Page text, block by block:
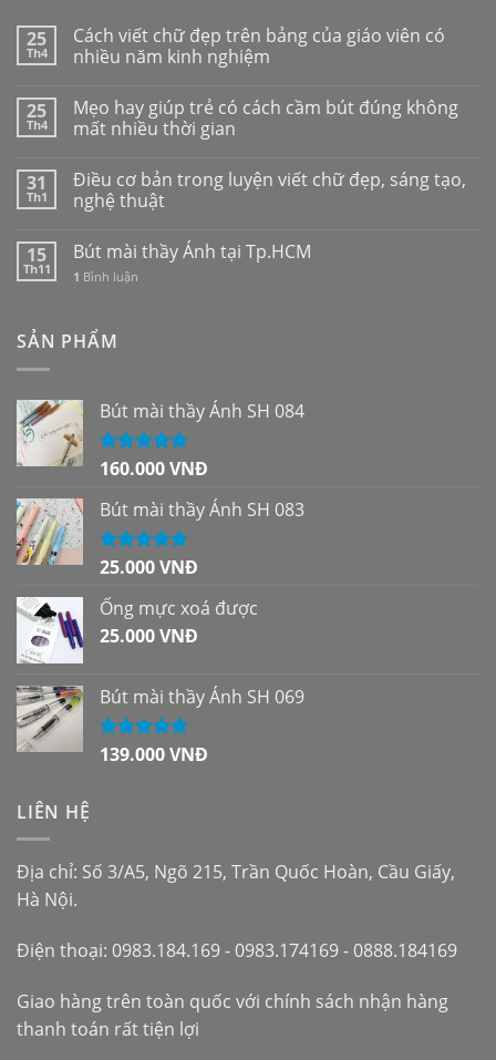
25
Th4
Cách viết chữ đẹp trên bảng của giáo viên có
nhiều năm kinh nghiệm
25
Th4
Mẹo hay giúp trẻ có cách cầm bút đúng không
mất nhiều thời gian
31
Th1
Điều cơ bản trong luyện viết chữ đẹp, sáng tạo,
nghệ thuật
15
Th11
Bút mài thầy Ánh tại Tp.HCM
1 Bình luận
SẢN PHẨM
Bút mài thầy Ánh SH 084
Được xếp
sao
160.000VNĐ
Bút mài thầy Ánh SH 083
Được xếp
sao
25.000VNĐ
Ống mực xoá được
25.000VNĐ
Bút mài thầy Ánh SH 069
Được xếp
139.000VNĐ
LIÊN HỆ
Địa chỉ: Số 3/A5, Ngõ 215, Trần Quốc Hoàn, Cầu Giấy,
Hà Nội.
Điện thoại: 0983.184.169 - 0983.174169 - 0888.184169
Giao hàng trên toàn quốc với chính sách nhận hàng
thanh toán rất tiện lợi